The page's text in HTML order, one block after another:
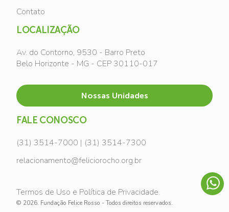
Contato
LOCALIZAÇÃO
Av. do Contorno, 9530 - Barro Preto
Belo Horizonte - MG - CEP 30110-017
Nossas Unidades
FALE CONOSCO
(31) 3514-7000 | (31) 3514-7300
relacionamento@feliciorocho.org.br
Termos de Uso e Política de Privacidade.
© 2026. Fundação Felice Rosso - Todos direitos reservados.